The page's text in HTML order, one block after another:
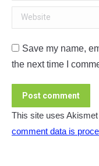
Website
Save my name,
the next time I
Post comment
This site uses
comment data is